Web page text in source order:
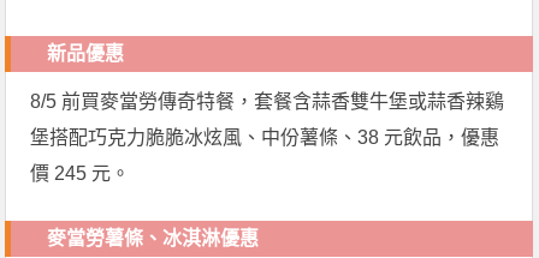
新品優惠
8/5 前買麥當勞傳奇特餐，套餐含蒜香雙牛堡或蒜香辣鷄
堡搭配巧克力脆脆冰炫風、中份薯條、38 元飲品，優惠
價 245 元。
麥當勞薯條、冰淇淋優惠